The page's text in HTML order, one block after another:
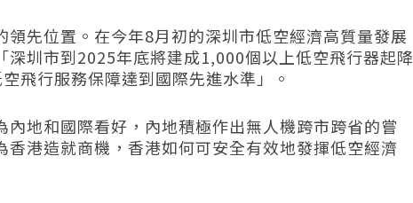
領先位置。在今年8月初的深圳市低空經濟高質量發展
深圳市到2025年底將建成1,000個以上低空飛行器起降
飛行服務保障達到國際先進水準」。
地和國際看好，內地積極作出無人機跨市跨省的嘗
港造就商機，香港如何可安全有效地發揮低空經濟